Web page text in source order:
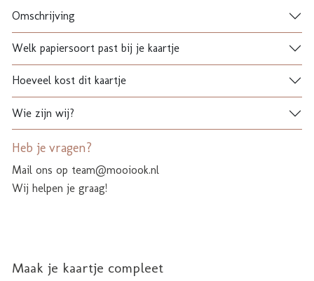
Omschrijving
Welk papiersoort past bij je kaartje
Hoeveel kost dit kaartje
Wie zijn wij?
Heb je vragen?
Mail ons op team@mooiook.nl
Wij helpen je graag!
Maak je kaartje compleet